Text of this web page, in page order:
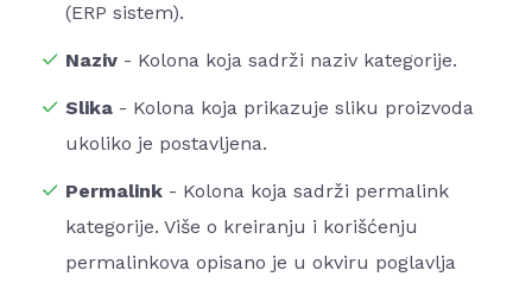
(ERP sistem).
Naziv - Kolona koja sadrži naziv kategorije.
Slika - Kolona koja prikazuje sliku proizvoda
ukoliko je postavljena.
Permalink - Kolona koja sadrži permalink
kategorije. Više o kreiranju i korišćenju
permalinkova opisano je u okviru poglavlja